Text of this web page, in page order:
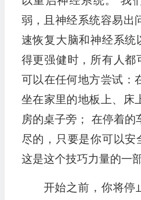
弱，且神经系统容易出
速恢复大脑和神经系统
得更强健时，所有人都
可以在任何地方尝试：
坐在家里的地板上、床
房的桌子旁； 在停着
尽的，只要是你可以安
这是这个技巧力量的一
开始之前，你将停